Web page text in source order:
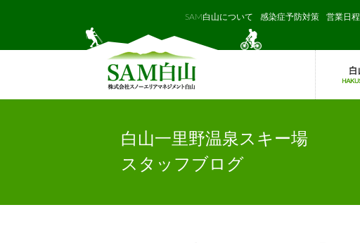
SAM白山について 感染症予防対策 営業日程
白山一里野温泉スキー場
スタッフブログ